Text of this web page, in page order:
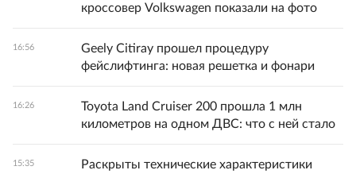
кроссовер Volkswagen показали на фото
16:56
Geely Citiray прошел процедуру
фейслифтинга: новая решетка и фонари
16:26
Toyota Land Cruiser 200 прошла 1 млн
километров на одном ДВС: что с ней стало
15:35
Раскрыты технические характеристики